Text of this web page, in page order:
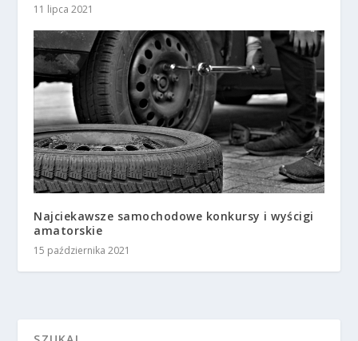
11 lipca 2021
Najciekawsze samochodowe konkursy i wyścigi
amatorskie
15 października 2021